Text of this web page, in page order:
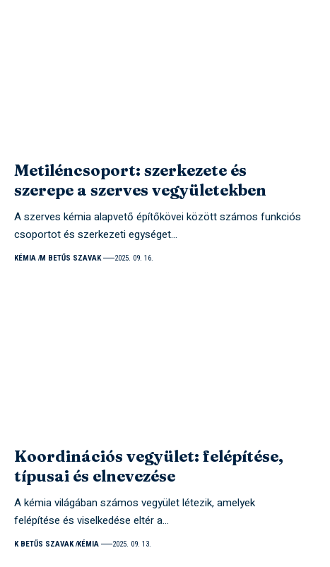
Metiléncsoport: szerkezete és
szerepe a szerves vegyületekben
A szerves kémia alapvető építőkövei között számos funkciós
csoportot és szerkezeti egységet…
KÉMIA M BETŰS SZAVAK 2025. 09. 16.
Koordinációs vegyület: felépítése,
típusai és elnevezése
A kémia világában számos vegyület létezik, amelyek
felépítése és viselkedése eltér a…
K BETŰS SZAVAK KÉMIA 2025. 09. 13.